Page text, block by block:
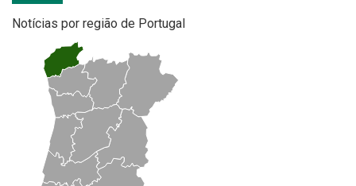
Notícias por região de Portugal